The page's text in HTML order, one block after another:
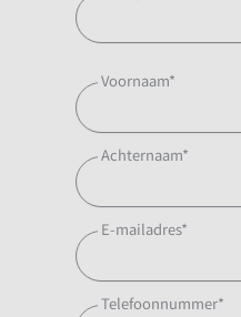
Voornaam*
Achternaam*
E-mailadres*
Telefoonnummer*